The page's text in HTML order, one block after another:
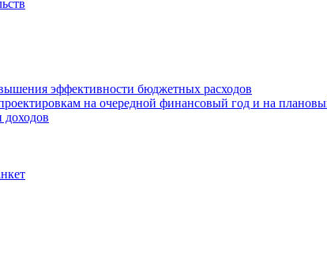
эффективности бюджетных расходов
на очередной финансовый год и на